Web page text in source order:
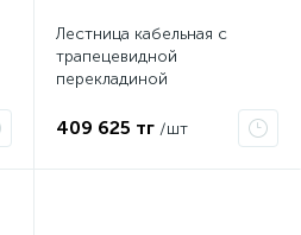
Лестница кабельная с
трапецевидной
перекладиной
OBO 7097366
409 625 тг /шт